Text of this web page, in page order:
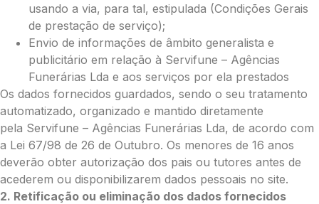
Pequena (€85)
Média (€100)
Grande (€115)
Coração:
Pequena (€85)
Média (€100)
Grande (€115)
Coroa:
Mini (€75)
Pequena (€85)
Média (€100)
usando a via, para tal, estipulada (Condições Gerais
de prestação de serviço);
Envio de informações de âmbito generalista e
publicitário em relação à Servifune – Agências
Funerárias Lda e aos serviços por ela prestados
Os dados fornecidos guardados, sendo o seu tratamento
automatizado, organizado e mantido diretamente
pela Servifune – Agências Funerárias Lda, de acordo com
a Lei 67/98 de 26 de Outubro. Os menores de 16 anos
deverão obter autorização dos pais ou tutores antes de
acederem ou disponibilizarem dados pessoais no site.
2. Retificação ou eliminação dos dados fornecidos